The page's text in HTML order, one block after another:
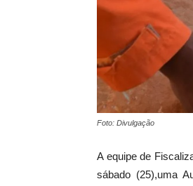
Foto: Divulgação
A equipe de
sábado (25),uma